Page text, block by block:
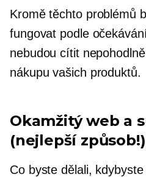
Kromě těchto problémů
fungovat podle
nebudou cítit
nákupu vašich produktů.
Okamžitý web a
(nejlepší způsob!)
Co byste dělali,